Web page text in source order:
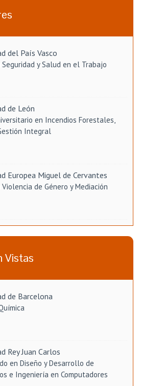
del País Vasco
y Salud en el Trabajo
de León
en Incendios Forestales,
Integral
Europea Miguel de Cervantes
de Género y Mediación
Vistas
de Barcelona
Rey Juan Carlos
en Diseño y Desarrollo de
e Ingeniería en Computadores